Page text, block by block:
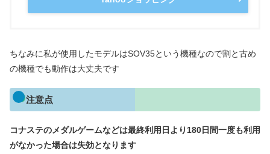
ちなみに私が使用したモデルはSOV35という機種なので割と古め
の機種でも動作は大丈夫です
注意点
コナステのメダルゲームなどは最終利用日より180日間一度も利用
がなかった場合は失効となります